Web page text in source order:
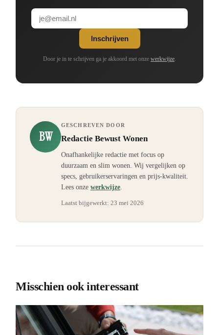
Inschrijven
Door je in te schrijven ga je akkoord met onze werkwijze
BW
GESCHREVEN DOOR
Redactie Bewust Wonen
Onafhankelijke redactie met focus op
duurzaam en slim wonen. Wij vergelijken op
specs, gebruikerservaringen en prijs-kwaliteit.
Lees onze werkwijze
Laatst bijgewerkt: 23 mei 2026
Misschien ook interessant